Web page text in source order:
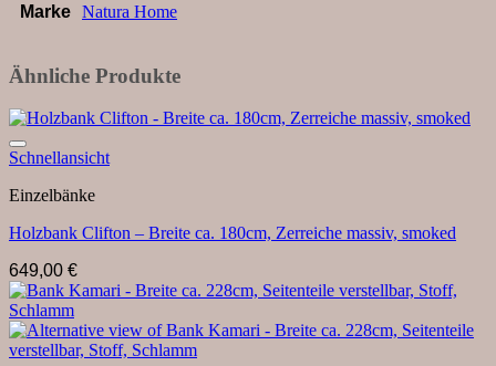
Marke Natura Home
Ähnliche Produkte
Schnellansicht
Einzelbänke
Holzbank Clifton – Breite ca. 180cm, Zerreiche massiv, smoked
649,00 €